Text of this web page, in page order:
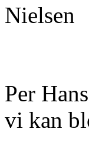
Per
vi kan